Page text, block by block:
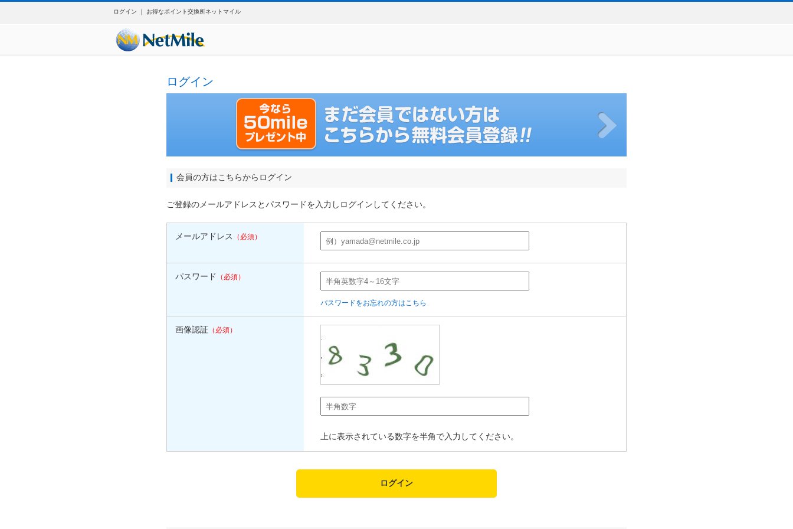
ログイン ｜ お得なポイント交換所ネットマイル
ログイン
会員の方はこちらからログイン
ご登録のメールアドレスとパスワードを入力しログインしてください。
メールアドレス （必須）
パスワード （必須）
パスワードをお忘れの方はこちら
画像認証 （必須）
上に表示されている数字を半角で入力してください。